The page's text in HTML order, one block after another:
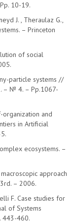
10-19.
J. , Theraulaz G.,
– Princeton
of social
particle systems //
– № 4. – Pp.1067-
organization and
in Artificial
ecosystems. –
approach
– 2006.
F. Case studies for
of Systems
443-460.